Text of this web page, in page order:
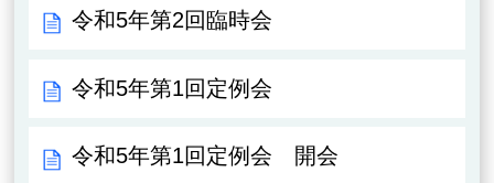
令和5年第2回臨時会
令和5年第1回定例会
令和5年第1回定例会 開会